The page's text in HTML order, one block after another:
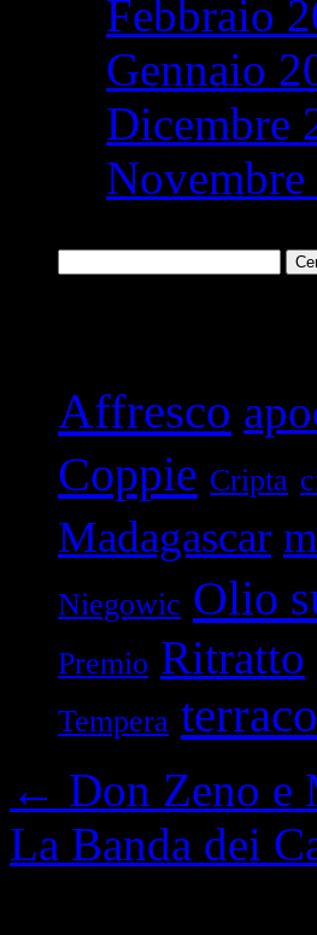
Febbraio
Gennaio
Dicembre
Novembre
per:
Affresco
Coppie Cripta
Madagascar
Niegowic Olio
Premio Ritratto
Tempera
← Don Zeno e
La Banda dei